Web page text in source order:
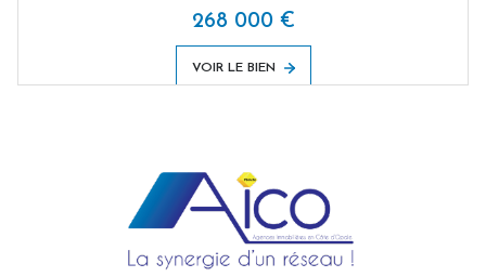
268 000 €
VOIR LE BIEN